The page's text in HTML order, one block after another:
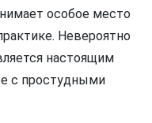
особое место
Невероятно
настоящим
с простудными